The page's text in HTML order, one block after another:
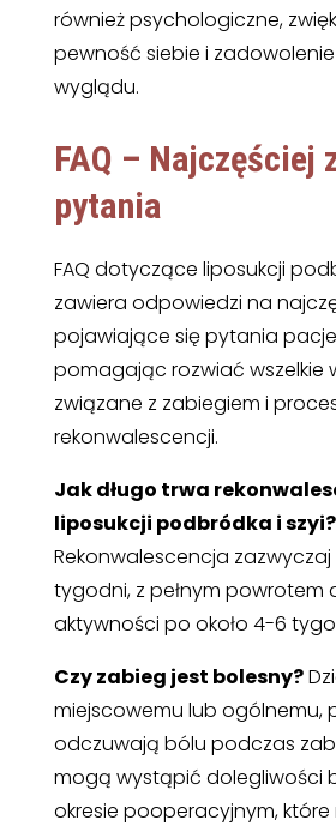
również psychologiczne,
pewność siebie i
wyglądu.
FAQ – Najczęściej
pytania
FAQ dotyczące liposukcji
zawiera odpowiedzi na
pojawiające się pytania
pomagając rozwiać wszelkie
związane z zabiegiem i
rekonwalescencji.
Jak długo trwa
liposukcji podbródka i szyi?
Rekonwalescencja zazwyczaj
tygodni, z pełnym powrotem
aktywności po około 4-6
Czy zabieg jest bolesny?
miejscowemu lub ogólnemu,
odczuwają bólu podczas
mogą wystąpić dolegliwości
okresie pooperacyjnym, które